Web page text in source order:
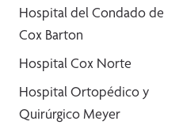
Hospital del Condado de
Cox Barton
Hospital Cox Norte
Hospital Ortopédico y
Quirúrgico Meyer